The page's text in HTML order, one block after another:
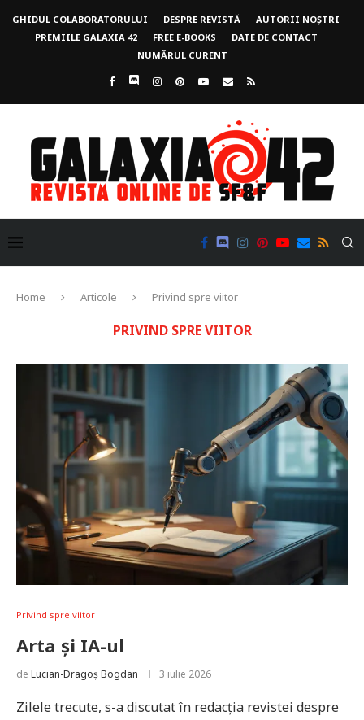
GHIDUL COLABORATORULUI DESPRE REVISTĂ
AUTORII NOȘTRI
PREMIILE GALAXIA 42
FREE E-BOOKS
DATE DE CONTACT
NUMĂRUL CURENT
Home Articole Privind spre viitor
PRIVIND SPRE VIITOR
Privind spre viitor
Arta și IA-ul
de Lucian-Dragoș Bogdan 3 iulie 2026
Zilele trecute, s-a discutat în redacția revistei despre